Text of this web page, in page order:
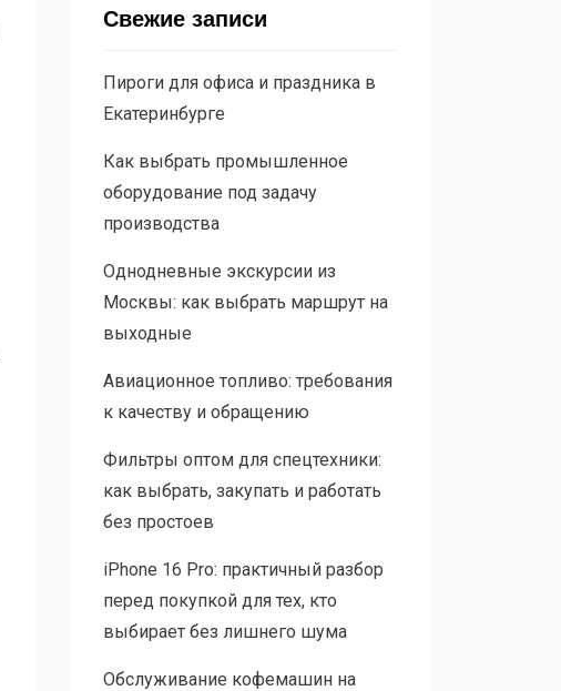
Свежие записи
Пироги для офиса и праздника в
Екатеринбурге
Как выбрать промышленное
оборудование под задачу
производства
Однодневные экскурсии из
Москвы: как выбрать маршрут на
выходные
Авиационное топливо: требования
к качеству и обращению
Фильтры оптом для спецтехники:
как выбрать, закупать и работать
без простоев
iPhone 16 Pro: практичный разбор
перед покупкой для тех, кто
выбирает без лишнего шума
Обслуживание кофемашин на